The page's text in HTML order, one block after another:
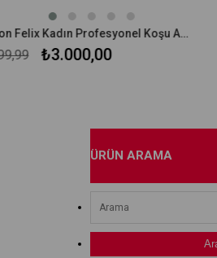
Lescon Felix Kadın Profesyonel Koşu Ayakkabı 24BAU00FELXU
₺3.000,00
ÜRÜN ARAMA